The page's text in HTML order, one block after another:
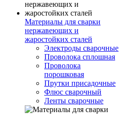
Материалы для сварки
нержавеющих и
жаростойких сталей
Электроды сварочные
Проволока сплошная
Проволока
порошковая
Прутки присадочные
Флюс сварочный
Ленты сварочные